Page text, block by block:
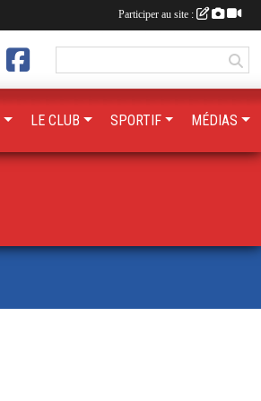
LE CLUB SPORTIF MÉDIAS
Participer au site :